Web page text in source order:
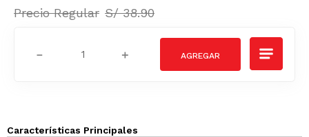
S/ 38.90
＋
－
Características Principales